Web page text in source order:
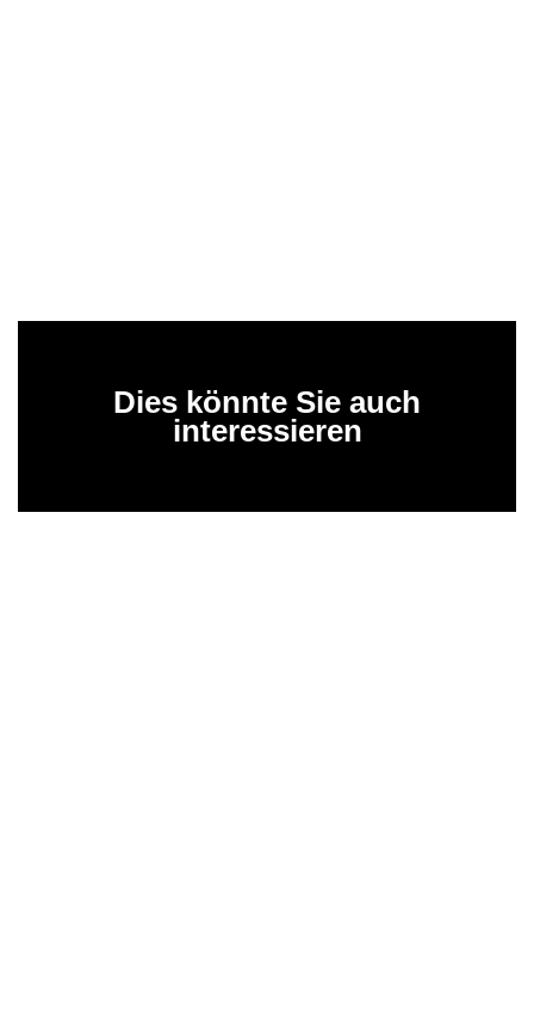
Dies könnte Sie auch
interessieren